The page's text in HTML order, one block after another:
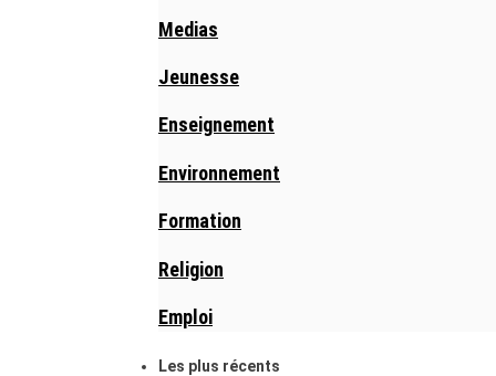
Medias
Jeunesse
Enseignement
Environnement
Formation
Religion
Emploi
Les plus récents